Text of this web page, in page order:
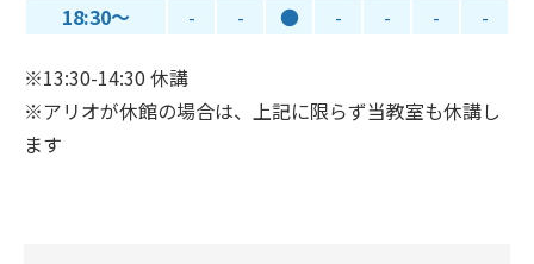
18:30～
- - ● - - - -
※13:30-14:30 休講
※アリオが休館の場合は、上記に限らず当教室も休講し
ます